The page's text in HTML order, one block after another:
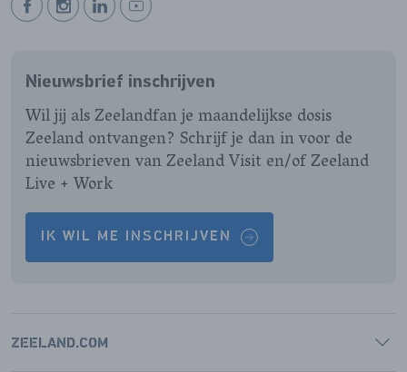
BEKIJK
PAGINA
BEKIJK
PAGINA
BEKIJK
PAGINA
BEKIJK
PAGINA
Nieuwsbrief inschrijven
Wil jij als Zeelandfan je maandelijkse dosis
Zeeland ontvangen? Schrijf je dan in voor de
nieuwsbrieven van Zeeland Visit en/of Zeeland
Live + Work
IK WIL ME INSCHRIJVEN
ZEELAND.COM